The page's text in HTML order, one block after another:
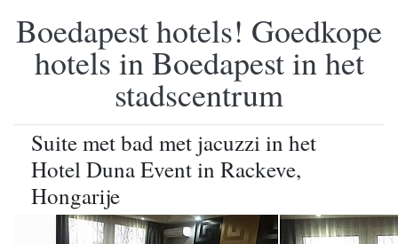
Boedapest hotels! Goedkope
hotels in Boedapest in het
stadscentrum
Suite met bad met jacuzzi in het
Hotel Duna Event in Rackeve,
Hongarije